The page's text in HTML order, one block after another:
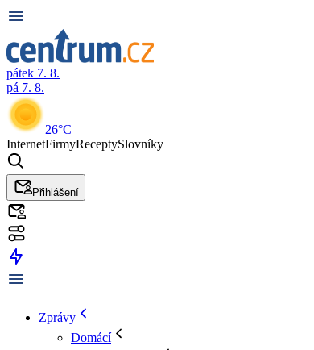
pátek 7. 8.
pá 7. 8.
26°C
InternetFirmyReceptySlovníky
Přihlášení
Zprávy
Domácí